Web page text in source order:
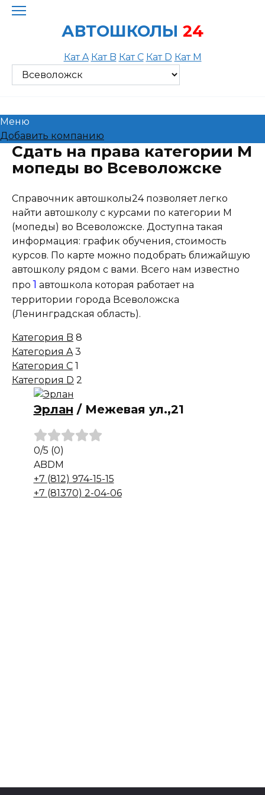
Skip
АВТОШКОЛЫ 24
Кат A Кат B Кат C Кат D Кат M
Меню
Добавить компанию
Сдать на права категории M
мопеды во Всеволожске
Справочник автошколы24 позволяет легко
найти автошколу с курсами по категории M
(мопеды) во Всеволожске. Доступна такая
информация: график обучения, стоимость
курсов. По карте можно подобрать ближайшую
автошколу рядом с вами. Всего нам известно
про1 автошкола которая работает на
территории города Всеволожска
(Ленинградская область).
Категория B 8
Категория A 3
Категория C 1
Категория D 2
Эрлан / Межевая ул.,21
0/5 (0)
AB D M
+7 (812) 974-15-15
+7 (81370) 2-04-06